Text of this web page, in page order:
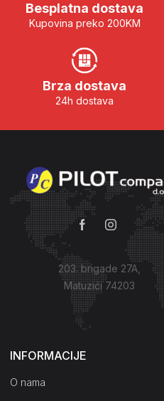
Besplatna dostava
Kupovina preko 200KM
Brza dostava
24h dostava
203. brigade 27A,
Matuzići 74203
Kako do nas?
INFORMACIJE
O nama